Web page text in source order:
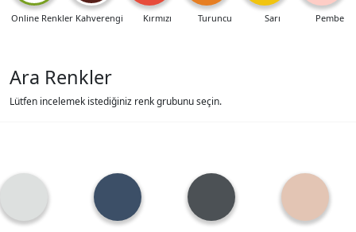
Online Renkler Kahverengi Kırmızı Turuncu Sarı Pembe
Ara Renkler
Lütfen incelemek istediğiniz renk grubunu seçin.